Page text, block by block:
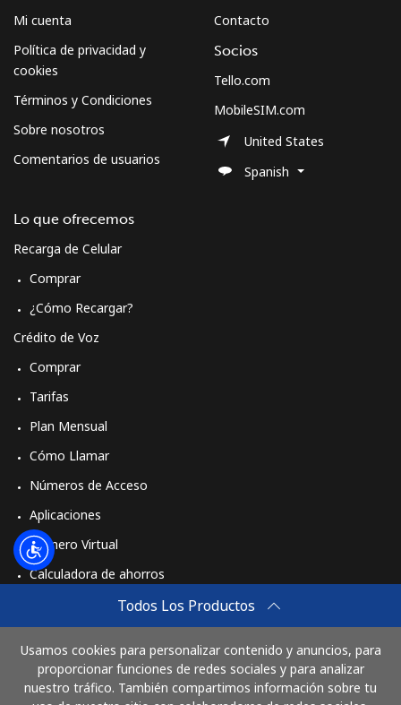
Todos Los Productos
Usamos cookies para personalizar contenido y anuncios, para
proporcionar funciones de redes sociales y para analizar
nuestro tráfico. También compartimos información sobre tu
Mi cuenta
Política de privacidad y
cookies
Términos y Condiciones
Sobre nosotros
Comentarios de usuarios
Lo que ofrecemos
Recarga de Celular
Comprar
¿Cómo Recargar?
Crédito de Voz
Comprar
Tarifas
Plan Mensual
Cómo Llamar
Números de Acceso
Aplicaciones
Número Virtual
Calculadora de ahorros
Comprar
Cómo funciona
Contacto
Socios
Tello.com
MobileSIM.com
United States
Spanish